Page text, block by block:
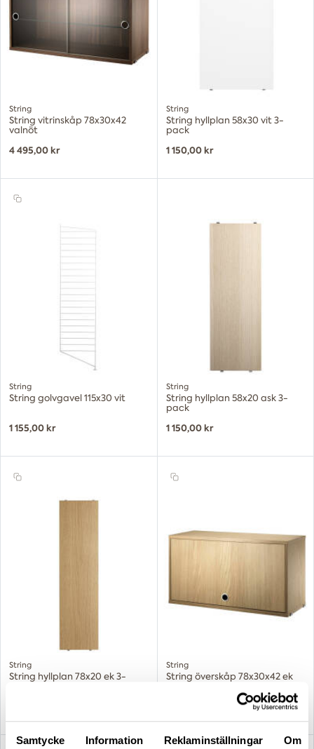
Samtycke Information Reklaminställningar Om
String
String vitrinskåp 78x30x42
valnöt
4 495,00 kr
String
String hyllplan 58x30 vit 3-
pack
1 150,00 kr
String
String golvgavel 115x30 vit
1 155,00 kr
String
String hyllplan 58x20 ask 3-
pack
1 150,00 kr
String
String hyllplan 78x20 ek 3-
String
String överskåp 78x30x42 ek